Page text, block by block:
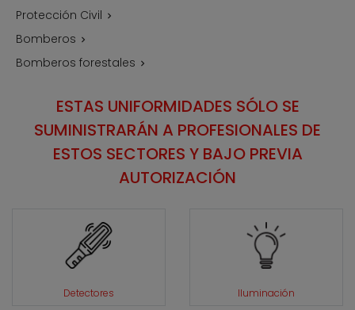
Protección Civil 
Bomberos 
Bomberos forestales 
ESTAS UNIFORMIDADES SÓLO SE
SUMINISTRARÁN A PROFESIONALES DE
ESTOS SECTORES Y BAJO PREVIA
AUTORIZACIÓN
Detectores Iluminación